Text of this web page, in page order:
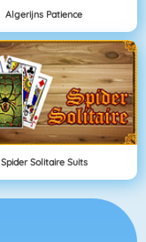
Algerijns Patience
Spider Solitaire Suits